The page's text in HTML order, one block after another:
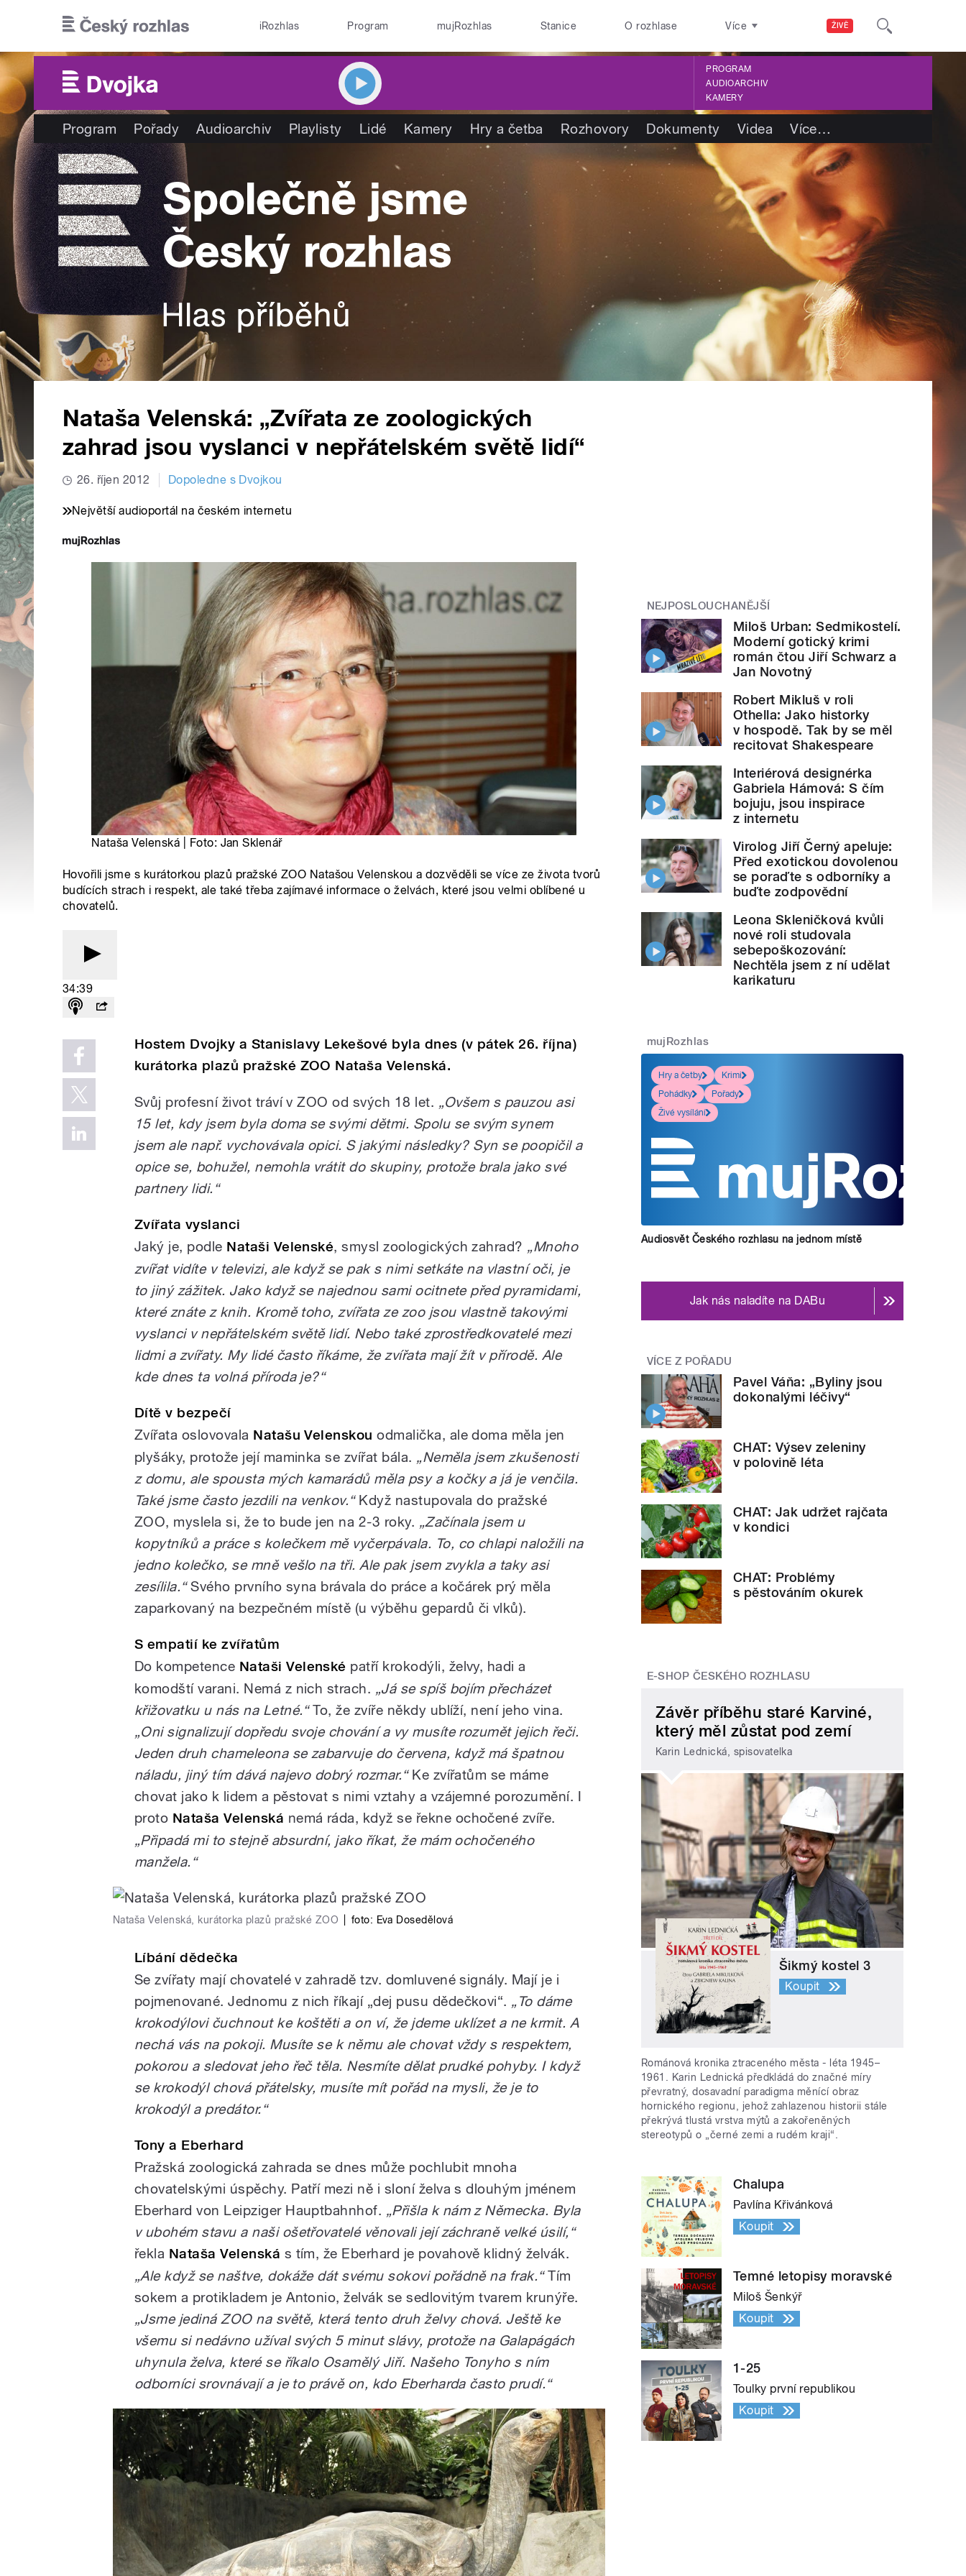
ŽIVĚ
iRozhlas Program mujRozhlas Stanice O rozhlase Více
PROGRAM
AUDIOARCHIV
KAMERY
Program Pořady Audioarchiv Playlisty Lidé Kamery Hry a četba Rozhovory Dokumenty Videa Více…
Nataša Velenská: „Zvířata ze zoologických
zahrad jsou vyslanci v nepřátelském světě lidí“
26. říjen 2012 Dopoledne s Dvojkou
Největší audioportál na českém internetu
Nataša Velenská | Foto: Jan Sklenář
Hovořili jsme s kurátorkou plazů pražské ZOO Natašou Velenskou a dozvěděli se více ze života tvorů
budících strach i respekt, ale také třeba zajímavé informace o želvách, které jsou velmi oblíbené u
chovatelů.
34:39
Hostem Dvojky a Stanislavy Lekešové byla dnes (v pátek 26. října)
kurátorka plazů pražské ZOO Nataša Velenská.
Svůj profesní život tráví v ZOO od svých 18 let. „Ovšem s pauzou asi
15 let, kdy jsem byla doma se svými dětmi. Spolu se svým synem
jsem ale např. vychovávala opici. S jakými následky? Syn se poopičil a
opice se, bohužel, nemohla vrátit do skupiny, protože brala jako své
partnery lidi.“
Zvířata vyslanci
Jaký je, podle Nataši Velenské, smysl zoologických zahrad? „Mnoho
zvířat vidíte v televizi, ale když se pak s nimi setkáte na vlastní oči, je
to jiný zážitek. Jako když se najednou sami ocitnete před pyramidami,
které znáte z knih. Kromě toho, zvířata ze zoo jsou vlastně takovými
vyslanci v nepřátelském světě lidí. Nebo také zprostředkovatelé mezi
lidmi a zvířaty. My lidé často říkáme, že zvířata mají žít v přírodě. Ale
kde dnes ta volná příroda je?“
Dítě v bezpečí
Zvířata oslovovala Natašu Velenskou odmalička, ale doma měla jen
plyšáky, protože její maminka se zvířat bála. „Neměla jsem zkušenosti
z domu, ale spousta mých kamarádů měla psy a kočky a já je venčila.
Také jsme často jezdili na venkov.“Když nastupovala do pražské
ZOO, myslela si, že to bude jen na 2-3 roky. „Začínala jsem u
kopytníků a práce s kolečkem mě vyčerpávala. To, co chlapi naložili na
jedno kolečko, se mně vešlo na tři. Ale pak jsem zvykla a taky asi
zesílila.“Svého prvního syna brávala do práce a kočárek prý měla
zaparkovaný na bezpečném místě (u výběhu gepardů či vlků).
S empatií ke zvířatům
Do kompetence Nataši Velenské patří krokodýli, želvy, hadi a
komodští varani. Nemá z nich strach. „Já se spíš bojím přecházet
křižovatku u nás na Letné.“To, že zvíře někdy ublíží, není jeho vina.
„Oni signalizují dopředu svoje chování a vy musíte rozumět jejich řeči.
Jeden druh chameleona se zabarvuje do červena, když má špatnou
náladu, jiný tím dává najevo dobrý rozmar.“Ke zvířatům se máme
chovat jako k lidem a pěstovat s nimi vztahy a vzájemné porozumění. I
proto Nataša Velenská nemá ráda, když se řekne ochočené zvíře.
„Připadá mi to stejně absurdní, jako říkat, že mám ochočeného
manžela.“
Nataša Velenská, kurátorka plazů pražské ZOO foto: Eva Dosedělová
Líbání dědečka
Se zvířaty mají chovatelé v zahradě tzv. domluvené signály. Mají je i
pojmenované. Jednomu z nich říkají „dej pusu dědečkovi“. „To dáme
krokodýlovi čuchnout ke koštěti a on ví, že jdeme uklízet a ne krmit. A
nechá vás na pokoji. Musíte se k němu ale chovat vždy s respektem,
pokorou a sledovat jeho řeč těla. Nesmíte dělat prudké pohyby. I když
se krokodýl chová přátelsky, musíte mít pořád na mysli, že je to
krokodýl a predátor.“
Tony a Eberhard
Pražská zoologická zahrada se dnes může pochlubit mnoha
chovatelskými úspěchy. Patří mezi ně i sloní želva s dlouhým jménem
Eberhard von Leipziger Hauptbahnhof. „Přišla k nám z Německa. Byla
v ubohém stavu a naši ošetřovatelé věnovali její záchraně velké úsilí,“
řekla Nataša Velenská s tím, že Eberhard je povahově klidný želvák.
„Ale když se naštve, dokáže dát svému sokovi pořádně na frak.“Tím
sokem a protikladem je Antonio, želvák se sedlovitým tvarem krunýře.
„Jsme jediná ZOO na světě, která tento druh želvy chová. Ještě ke
všemu si nedávno užíval svých 5 minut slávy, protože na Galapágách
uhynula želva, které se říkalo Osamělý Jiří. Našeho Tonyho s ním
odborníci srovnávají a je to právě on, kdo Eberharda často prudí.“
NEJPOSLOUCHANĚJŠÍ
Miloš Urban: Sedmikostelí.
Moderní gotický krimi
román čtou Jiří Schwarz a
Jan Novotný
Robert Mikluš v roli
Othella: Jako historky
v hospodě. Tak by se měl
recitovat Shakespeare
Interiérová designérka
Gabriela Hámová: S čím
bojuju, jsou inspirace
z internetu
Virolog Jiří Černý apeluje:
Před exotickou dovolenou
se poraďte s odborníky a
buďte zodpovědní
Leona Skleničková kvůli
nové roli studovala
sebepoškozování:
Nechtěla jsem z ní udělat
karikaturu
mujRozhlas
Hry a četby
Krimi
Pohádky
Pořady
Živé vysílání
Audiosvět Českého rozhlasu na jednom místě
Jak nás naladíte na DABu
VÍCE Z POŘADU
Pavel Váňa: „Byliny jsou
dokonalými léčivy“
CHAT: Výsev zeleniny
v polovině léta
CHAT: Jak udržet rajčata
v kondici
CHAT: Problémy
s pěstováním okurek
E-SHOP ČESKÉHO ROZHLASU
Závěr příběhu staré Karviné,
který měl zůstat pod zemí
Karin Lednická, spisovatelka
Šikmý kostel 3
Koupit
Románová kronika ztraceného města - léta 1945–
1961. Karin Lednická předkládá do značné míry
převratný, dosavadní paradigma měnící obraz
hornického regionu, jehož zahlazenou historii stále
překrývá tlustá vrstva mýtů a zakořeněných
stereotypů o „černé zemi a rudém kraji“.
Chalupa
Pavlína Křivánková
Koupit
Temné letopisy moravské
Miloš Šenkýř
Koupit
1-25
Toulky první republikou
Koupit